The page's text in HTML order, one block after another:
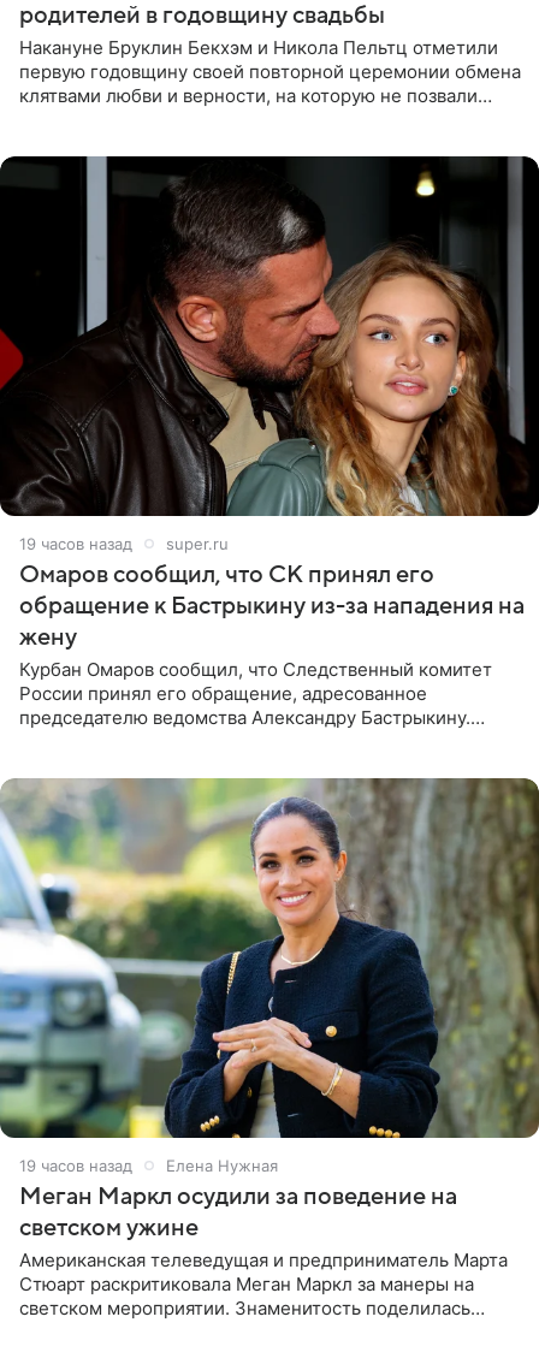
родителей в годовщину свадьбы
Накануне Бруклин Бекхэм и Никола Пельтц отметили
первую годовщину своей повторной церемонии обмена
клятвами любви и верности, на которую не позвали
19 часов назад super.ru
Омаров сообщил, что СК принял его
обращение к Бастрыкину из-за нападения на
жену
Курбан Омаров сообщил, что Следственный комитет
России принял его обращение, адресованное
председателю ведомства Александру Бастрыкину.
19 часов назад Елена Нужная
Меган Маркл осудили за поведение на
светском ужине
Американская телеведущая и предприниматель Марта
Стюарт раскритиковала Меган Маркл за манеры на
светском мероприятии. Знаменитость поделилась